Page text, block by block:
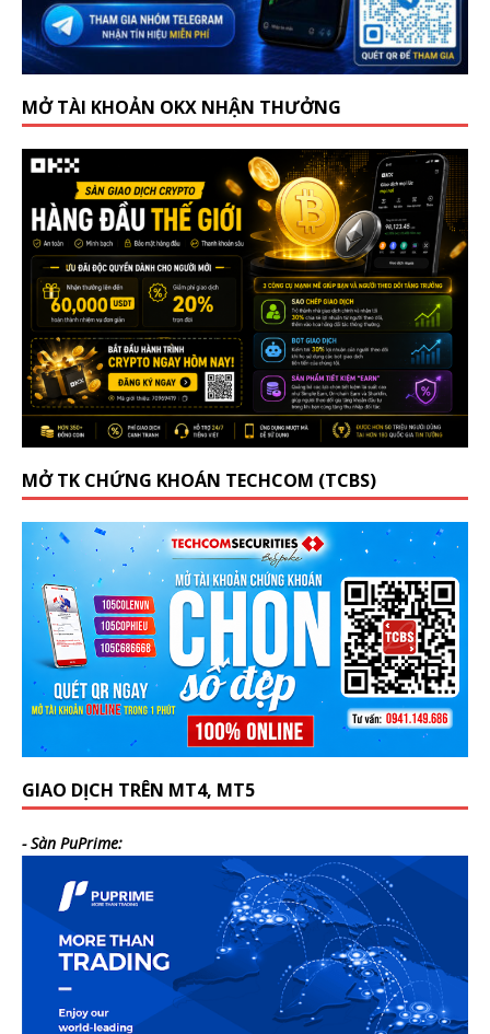
MỞ TÀI KHOẢN OKX NHẬN THƯỞNG
MỞ TK CHỨNG KHOÁN TECHCOM (TCBS)
GIAO DỊCH TRÊN MT4, MT5
- Sàn PuPrime: